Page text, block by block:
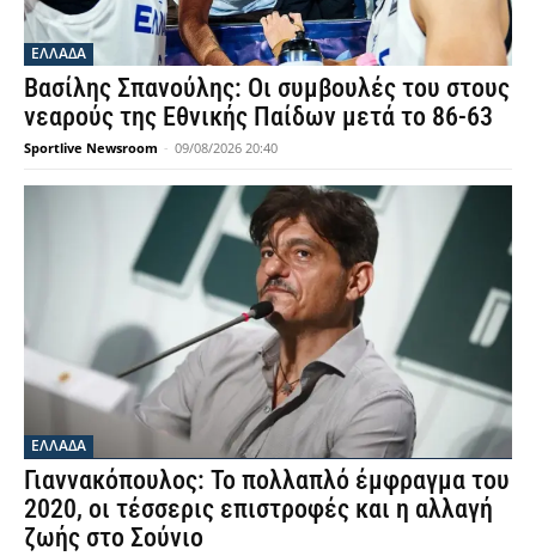
ΕΛΛΑΔΑ
Βασίλης Σπανούλης: Οι συμβουλές του στους
νεαρούς της Εθνικής Παίδων μετά το 86-63
Sportlive Newsroom - 09/08/2026 20:40
ΕΛΛΑΔΑ
Γιαννακόπουλος: Το πολλαπλό έμφραγμα του
2020, οι τέσσερις επιστροφές και η αλλαγή
ζωής στο Σούνιο